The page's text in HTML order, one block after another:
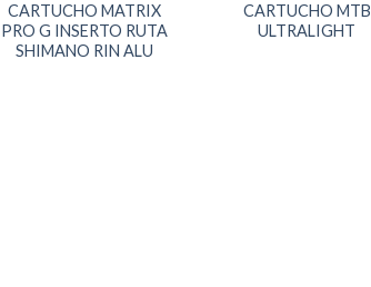
CARTUCHO MATRIX
PRO G INSERTO RUTA
SHIMANO RIN ALU
CARTUCHO MTB
ULTRALIGHT